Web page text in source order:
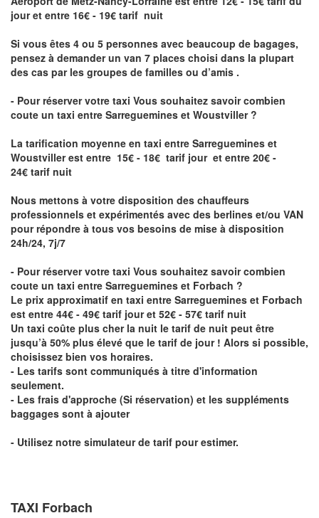
jour et entre 16€ - 19€ tarif nuit
Si vous êtes 4 ou 5 personnes avec beaucoup de bagages,
pensez à demander un van 7 places choisi dans la plupart
des cas par les groupes de familles ou d’amis .
- Pour réserver votre taxi Vous souhaitez savoircombien
coute un taxi entre Sarreguemines et Woustviller ?
La tarification moyenne en taxi entre Sarreguemines et
Woustviller est entre 15€ - 18€ tarif jour et entre 20€ -
24€ tarif nuit
Nous mettons à votre disposition des chauffeurs
professionnels et expérimentés avec des berlines et/ou VAN
pour répondre à tous vos besoins de mise à disposition
24h/24, 7j/7
- Pour réserver votre taxi Vous souhaitez savoircombien
coute un taxi entre Sarreguemines et Forbach ?
Le prix approximatif en taxi entre Sarreguemines et Forbach
est entre 44€ - 49€ tarif jour et 52€ - 57€ tarif nuit
Un taxi coûte plus cher la nuit le tarif de nuit peut être
jusqu’à 50% plus élevé que le tarif de jour ! Alors si possible,
choisissez bien vos horaires.
- Les tarifs sont communiqués à titre d'information
seulement.
- Les frais d'approche (Si réservation) et les suppléments
baggages sont à ajouter
- Utilisez notre simulateur de tarif pour estimer.
TAXI Forbach